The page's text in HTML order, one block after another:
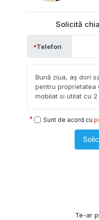
Solicită
Telefon
Sunt de acord cu
Te-ar